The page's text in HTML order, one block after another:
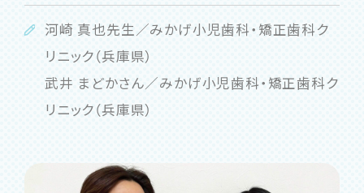
河崎 真也先生／みかげ小児歯科・矯正歯科ク
リニック（兵庫県）
武井 まどかさん／みかげ小児歯科・矯正歯科ク
リニック（兵庫県）